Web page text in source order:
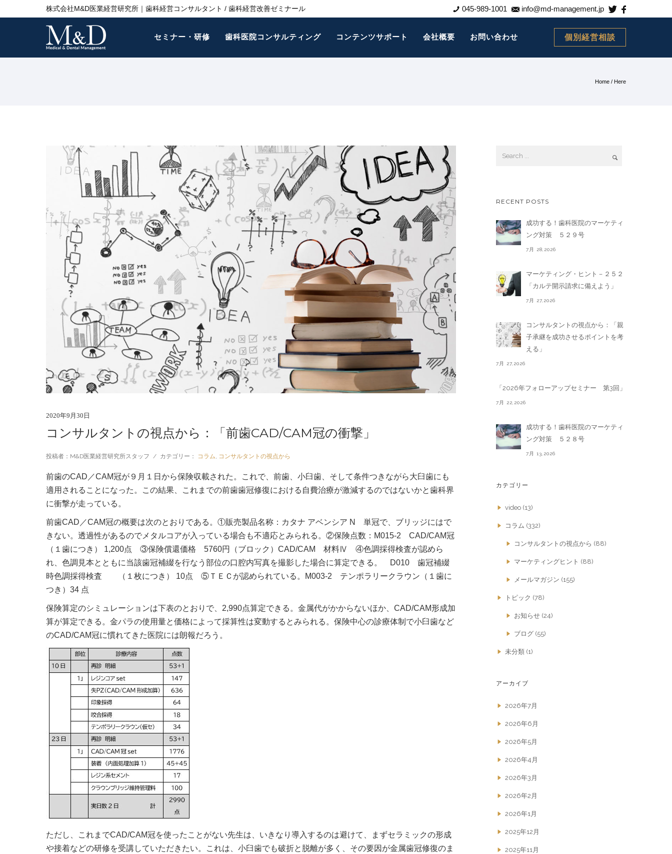
株式会社M&D医業経営研究所｜歯科経営コンサルタント / 歯科経営改善ゼミナール 045-989-1001 info@md-management.jp
個別経営相談
セミナー・研修 歯科医院コンサルティング コンテンツサポート 会社概要 お問い合わせ
Home / Here
2020年9月30日
コンサルタントの視点から：「前歯CAD/CAM冠の衝撃」
投稿者：M&D医業経営研究所スタッフ / カテゴリー： コラム, コンサルタントの視点から
前歯のCAD／CAM冠が９月１日から保険収載された。これで、前歯、小臼歯、そして条件つきながら大臼歯にも
適用されることになった。この結果、これまでの前歯歯冠修復における自費治療が激減するのではないかと歯科界
に衝撃が走っている。
前歯CAD／CAM冠の概要は次のとおりである。①販売製品名称：カタナ アベンシア N 単冠で、ブリッジにはで
きない。透過性があるのでメタルコアが入っている場合も不適応とみられる。②保険点数：M015-2 CAD/CAM冠
（１歯につき） 1,200点 ③保険償還価格 5760円（ブロック）CAD/CAM 材料Ⅳ ④色調採得検査が認めら
れ、色調見本とともに当該歯冠補綴を行なう部位の口腔内写真を撮影した場合に算定できる。 D010 歯冠補綴
時色調採得検査 （１枚につき） 10点 ⑤ＴＥＣが認められている。M003-2 テンポラリークラウン（１歯に
つき）34 点
保険算定のシミュレーションは下表のとおりで、2,990点算定できる。金属代がかからないほか、CAD/CAM形成加
算が算定できる。金パラの使用量と価格によって採算性は変動するとみられる。保険中心の診療体制で小臼歯など
のCAD/CAM冠に慣れてきた医院には朗報だろう。
ただし、これまでCAD/CAM冠を使ったことがない先生は、いきなり導入するのは避けて、まずセラミックの形成
や接着などの研修を受講していただきたい。これは、小臼歯でも破折と脱離が多く、その要因が金属歯冠修復のま
RECENT POSTS
成功する！歯科医院のマーケティ
ング対策 ５２９号
7月 28,2026
マーケティング・ヒント－２５２
「カルテ開示請求に備えよう」
7月 27,2026
コンサルタントの視点から：「親
子承継を成功させるポイントを考
える」
7月 27,2026
「2026年フォローアップセミナー 第3回」
7月 22,2026
成功する！歯科医院のマーケティ
ング対策 ５２８号
7月 13,2026
カテゴリー
video (13)
コラム (332)
コンサルタントの視点から (88)
マーケティングヒント (88)
メールマガジン (155)
トピック (78)
お知らせ (24)
ブログ (55)
未分類 (1)
アーカイブ
2026年7月
2026年6月
2026年5月
2026年4月
2026年3月
2026年2月
2026年1月
2025年12月
2025年11月